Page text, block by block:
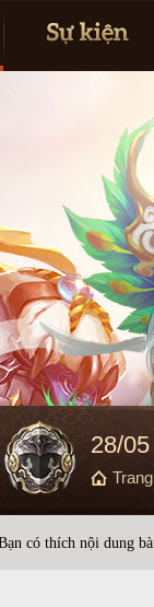
28/
có thích nội dung